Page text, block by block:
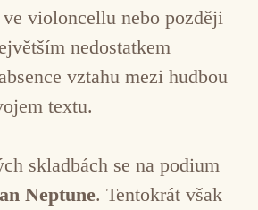
violoncellu nebo později
nedostatkem
vztahu mezi hudbou
textu.
skladbách se na podium
Neptune. Tentokrát však